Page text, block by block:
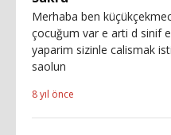
Merhaba ben
çocuğum var e arti d sinif
yaparim sizinle calismak
saolun
8 yıl önce